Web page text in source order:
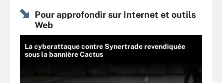
Pour approfondir sur Internet et outils
Web
La cyberattaque contre Synertrade revendiquée
sous la bannière Cactus